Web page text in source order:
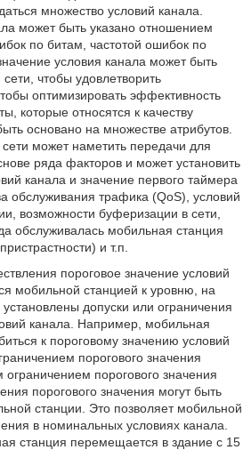
множество условий канала.
может быть указано отношением
по битам, частотой ошибок по
условия канала может быть
чтобы удовлетворить
оптимизировать эффективность
которые относятся к качеству
основано на множестве атрибутов.
может наметить передачи для
ряда факторов и может установить
канала и значение первого таймера
обслуживания трафика (QoS), условий
возможности буферизации в сети,
обслуживалась мобильная станция
и т.п.
пороговое значение условий
мобильной станцией к уровню, на
допуски или ограничения
канала. Например, мобильная
к пороговому значению условий
порогового значения
порогового значения
порогового значения могут быть
станции. Это позволяет мобильной
в номинальных условиях канала.
станция перемещается в здание с 15